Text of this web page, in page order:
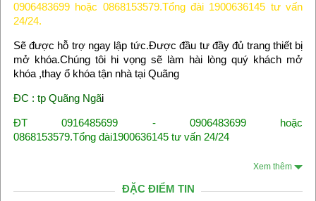
0906483699 hoặc 0868153579.Tổng đài 1900636145 tư vấn
24/24.
Sẽ được hỗ trợ ngay lập tức.Được đầu tư đầy đủ trang thiết bị
mở khóa.Chúng tôi hi vọng sẽ làm hài lòng quý khách mở
khóa ,thay ổ khóa tận nhà tại Quãng
ĐC : tp Quãng Ngãi
ĐT 0916485699 - 0906483699 hoặc
0868153579.Tổng đài1900636145 tư vấn 24/24
Xem thêm
ĐẶC ĐIỂM TIN